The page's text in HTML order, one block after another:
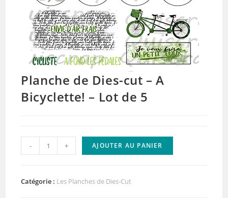
Planche de Dies-cut – A
Bicyclette! – Lot de 5
quantité
de
de
- + AJOUTER AU PANIER
Catégorie : Les Planches de Dies-Cut